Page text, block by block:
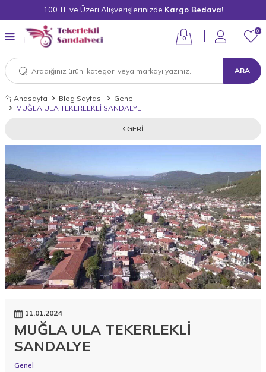
100 TL ve Üzeri Alışverişlerinizde Kargo Bedava!
ARA
0
0
Anasayfa Blog Sayfası
Genel
MUĞLA ULA TEKERLEKLİ SANDALYE
GERI
11.01.2024
MUĞLA ULA TEKERLEKLİ
SANDALYE
Genel